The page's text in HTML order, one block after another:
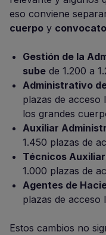
eso conviene
cuerpo y
Gestión de la
sube de 1.200 a
Administrativo
plazas de acceso
los grandes
Auxiliar
1.450 plazas de
Técnicos
1.000 plazas de
Agentes de
plazas de acceso
Estos cambios no